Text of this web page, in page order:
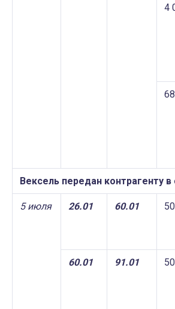
4
Вексель передан контрагенту
5 июля 26.01 60.01
60.01 91.01